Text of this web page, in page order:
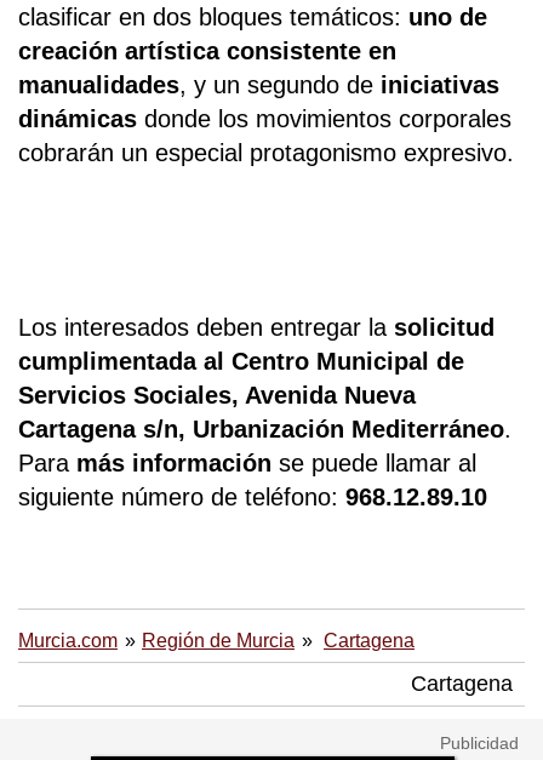
clasificar en dos bloques temáticos: uno de
creación artística consistente en
manualidades, y un segundo de iniciativas
dinámicas donde los movimientos corporales
cobrarán un especial protagonismo expresivo.
Los interesados deben entregar la solicitud
cumplimentada al Centro Municipal de
Servicios Sociales, Avenida Nueva
Cartagena s/n, Urbanización Mediterráneo.
Para más información se puede llamar al
siguiente número de teléfono: 968.12.89.10
Murcia.com Región de Murcia Cartagena
Cartagena